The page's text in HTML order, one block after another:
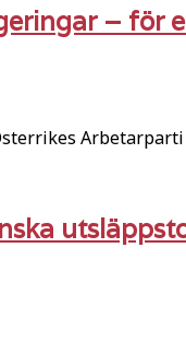
– för